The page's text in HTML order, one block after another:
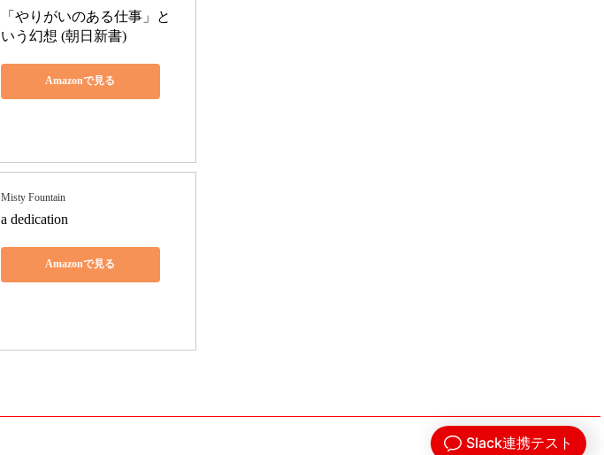
「やりがいのある仕事」と
いう幻想 (朝日新書)
Amazonで見る
Misty Fountain
a dedication
Amazonで見る